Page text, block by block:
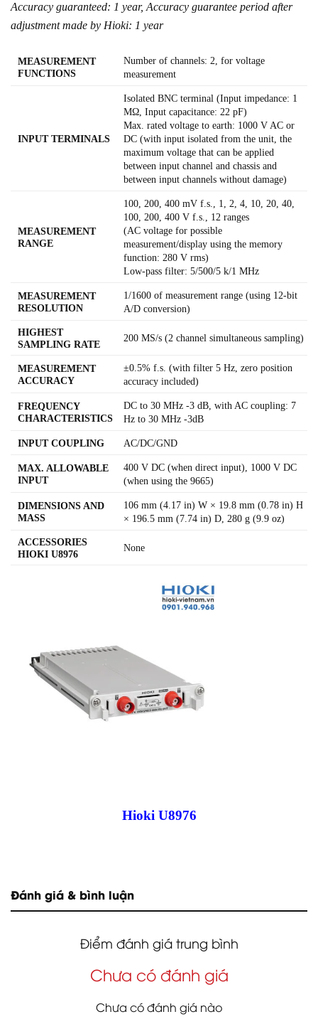
Accuracy guaranteed: 1 year, Accuracy guarantee period after
adjustment made by Hioki: 1 year
MEASUREMENT
FUNCTIONS
Number of channels: 2, for voltage
measurement
INPUT TERMINALS
Isolated BNC terminal (Input impedance: 1
MΩ, Input capacitance: 22 pF)
Max. rated voltage to earth: 1000 V AC or
DC (with input isolated from the unit, the
maximum voltage that can be applied
between input channel and chassis and
between input channels without damage)
MEASUREMENT
RANGE
100, 200, 400 mV f.s., 1, 2, 4, 10, 20, 40,
100, 200, 400 V f.s., 12 ranges
(AC voltage for possible
measurement/display using the memory
function: 280 V rms)
Low-pass filter: 5/500/5 k/1 MHz
MEASUREMENT
RESOLUTION
1/1600 of measurement range (using 12-bit
A/D conversion)
HIGHEST
SAMPLING RATE
200 MS/s (2 channel simultaneous sampling)
MEASUREMENT
ACCURACY
±0.5% f.s. (with filter 5 Hz, zero position
accuracy included)
FREQUENCY
CHARACTERISTICS
DC to 30 MHz -3 dB, with AC coupling: 7
Hz to 30 MHz -3dB
INPUT COUPLING AC/DC/GND
MAX. ALLOWABLE
INPUT
400 V DC (when direct input), 1000 V DC
(when using the 9665)
DIMENSIONS AND
MASS
106 mm (4.17 in) W × 19.8 mm (0.78 in) H
× 196.5 mm (7.74 in) D, 280 g (9.9 oz)
ACCESSORIES
HIOKI U8976
None
Hioki U8976
Đánh giá & bình luận
Điểm đánh giá trung bình
Chưa có đánh giá
Chưa có đánh giá nào